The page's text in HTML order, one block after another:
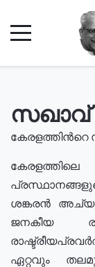
സഖാവ്
ശങ്കരൻ
ജനകീയ
ഏറ്റവും